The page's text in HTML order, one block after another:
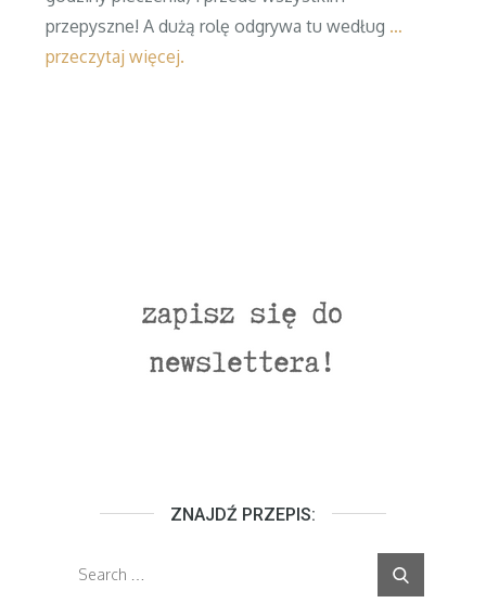
przepyszne! A dużą rolę odgrywa tu według …
przeczytaj więcej.
ZNAJDŹ PRZEPIS:
Search